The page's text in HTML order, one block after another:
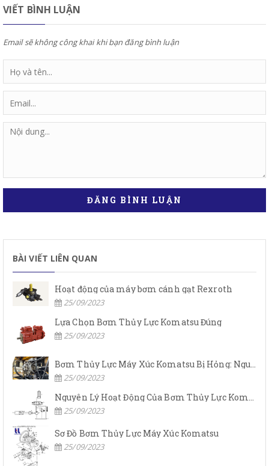
VIẾT BÌNH LUẬN
Email sẽ không công khai khi bạn đăng bình luận
ĐĂNG BÌNH LUẬN
BÀI VIẾT LIÊN QUAN
Hoạt động của máy bơm cánh gạt Rexroth
25/09/2023
Lựa Chọn Bơm Thủy Lực Komatsu Đúng
25/09/2023
Bơm Thủy Lực Máy Xúc Komatsu Bị Hỏng: Nguyên Nhân Và Cách Khắc Phục
25/09/2023
Nguyên Lý Hoạt Động Của Bơm Thủy Lực Komatsu
25/09/2023
Sơ Đồ Bơm Thủy Lực Máy Xúc Komatsu
25/09/2023